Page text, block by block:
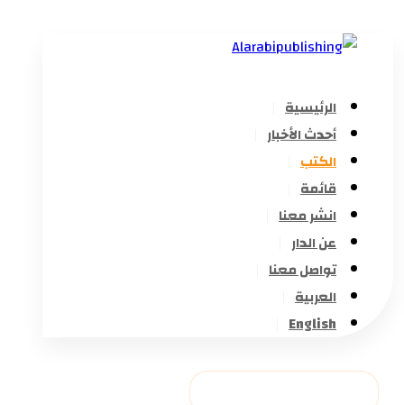
الرئيسية
أحدث الأخبار
الكتب
قائمة
انشر معنا
عن الدار
تواصل معنا
العربية
English